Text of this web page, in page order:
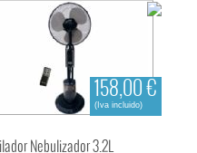
Nebulizador 3.2L
158,00 €
(Iva incluido)